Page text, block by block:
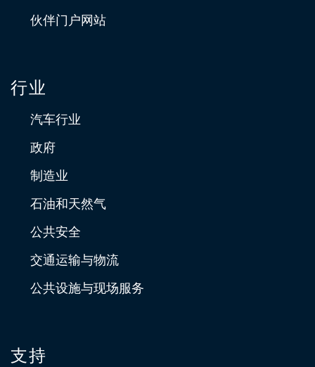
伙伴门户网站
行业
汽车行业
政府
制造业
石油和天然气
公共安全
交通运输与物流
公共设施与现场服务
支持